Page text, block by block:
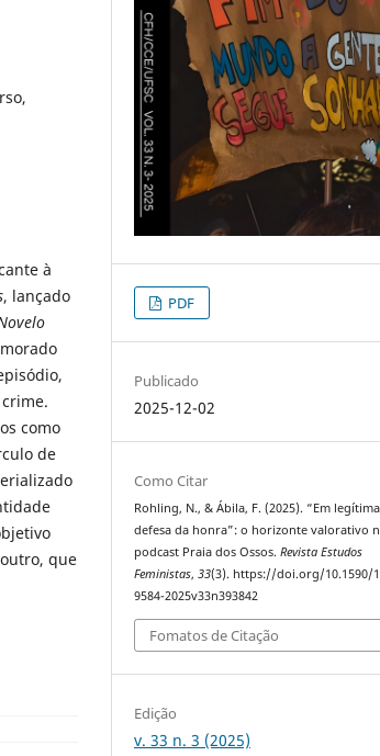
à
, lançado
como
de
que
PDF
Publicado
2025-12-02
Como Citar
Rohling, N., & Ábila, F. (2025). “Em legítima
defesa da honra”: o horizonte valorativo
podcast Praia dos Ossos.Revista Estudos
Feministas,33(3). https://doi.org/10.1590/
9584-2025v33n393842
Fomatos de Citação
Edição
v. 33 n. 3 (2025)